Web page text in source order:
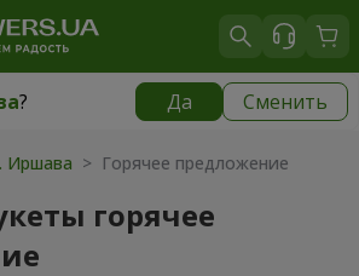
? Да Сменить
|
Иршава > Горячее предложение
горячее